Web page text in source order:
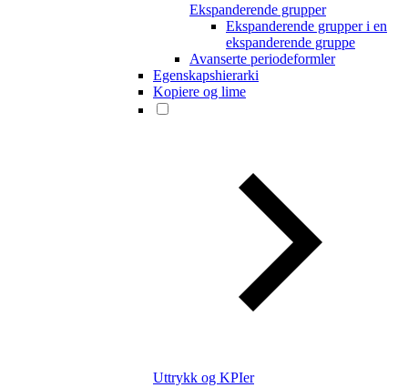
Ekspanderende grupper
Ekspanderende grupper i en
ekspanderende gruppe
Avanserte periodeformler
Egenskapshierarki
Kopiere og lime
Uttrykk og KPIer